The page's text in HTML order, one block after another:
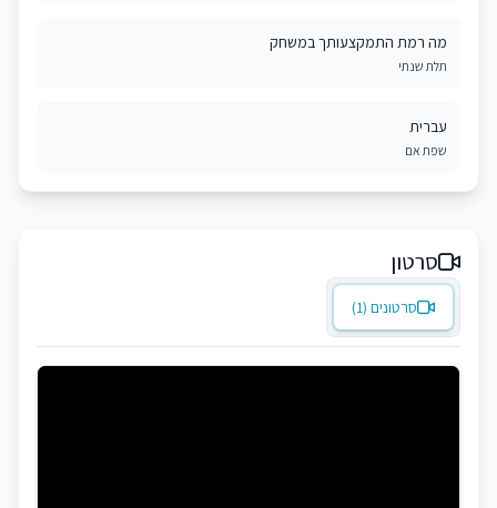
מה רמת התמקצעותך במשחק
תלת שנתי
עברית
שפת אם
סרטון
סרטונים (1)